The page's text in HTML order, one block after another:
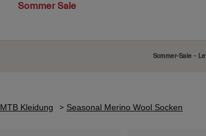
Sommer Sale
Sommer-Sale -
MTB Kleidung Seasonal Merino Wool Socken